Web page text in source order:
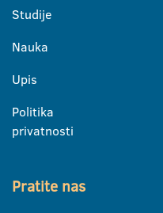
Studije
Nauka
Upis
Politika
privatnosti
Pratite nas